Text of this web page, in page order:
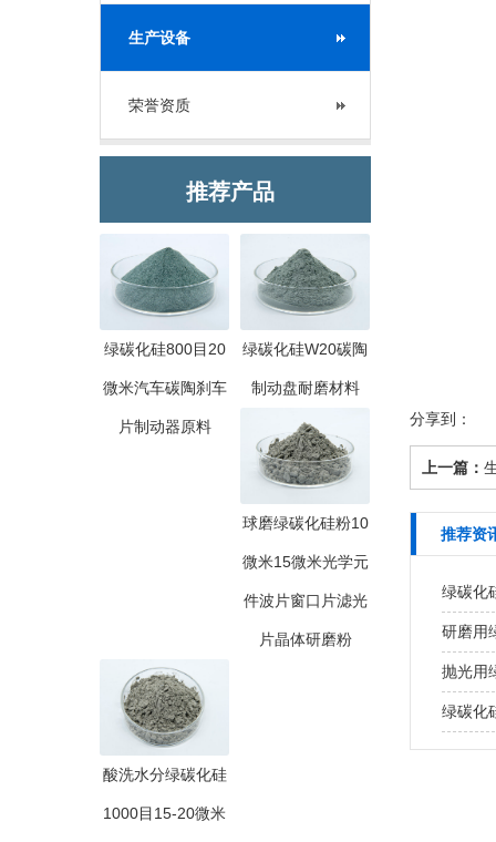
生产设备
荣誉资质
推荐产品
绿碳化硅800目20
微米汽车碳陶刹车
片制动器原料
绿碳化硅W20碳陶
制动盘耐磨材料
球磨绿碳化硅粉10
微米15微米光学元
件波片窗口片滤光
片晶体研磨粉
酸洗水分绿碳化硅
1000目15-20微米
分享到：
上一篇：
推荐资
绿碳化
研磨用
抛光用
绿碳化